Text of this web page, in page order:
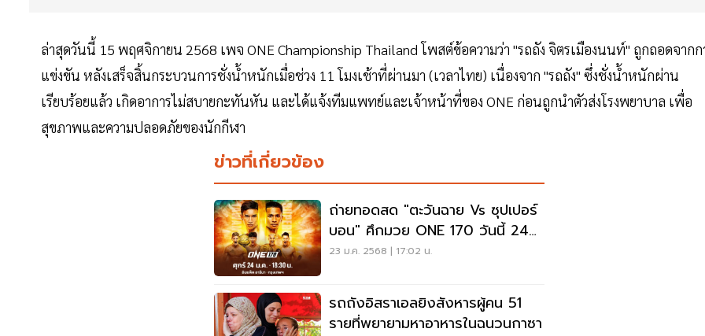
ล่าสุดวันนี้ 15 พฤศจิกายน 2568 เพจ ONE Championship Thailand โพสต์ข้อความว่า "รถถัง จิตรเมืองนนท์" ถูกถอดจากก
แข่งขัน หลังเสร็จสิ้นกระบวนการชั่งน้ำหนักเมื่อช่วง 11 โมงเช้าที่ผ่านมา (เวลาไทย) เนื่องจาก "รถถัง" ซึ่งชั่งน้ำหนักผ่าน
เรียบร้อยแล้ว เกิดอาการไม่สบายกะทันหัน และได้แจ้งทีมแพทย์และเจ้าหน้าที่ของ ONE ก่อนถูกนำตัวส่งโรงพยาบาล เพื่อ
สุขภาพและความปลอดภัยของนักกีฬา
ข่าวที่เกี่ยวข้อง
ถ่ายทอดสด "ตะวันฉาย Vs ซุปเปอร์
บอน" ศึกมวย ONE 170 วันนี้ 24
ม.ค 68
23 ม.ค. 2568 | 17:02 น.
รถถังอิสราเอลยิงสังหารผู้คน 51
รายที่พยายามหาอาหารในฉนวนกาซา